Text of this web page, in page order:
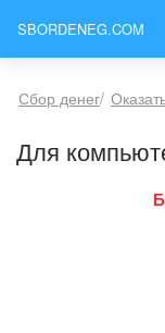
SBORDENEG.COM
Сбор денег/
Для